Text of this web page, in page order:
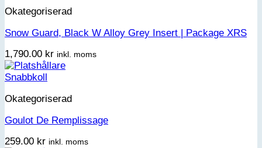
Okategoriserad
Snow Guard, Black W Alloy Grey Insert | Package XRS
1,790.00 kr inkl. moms
Snabbkoll
Okategoriserad
Goulot De Remplissage
259.00 kr inkl. moms